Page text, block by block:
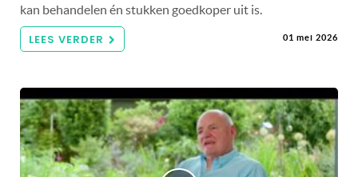
kan behandelen én stukken goedkoper uit is.
LEES VERDER 01 mei 2026